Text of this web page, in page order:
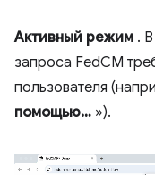
Активный режим .
запроса FedCM
пользователя
помощью… »).